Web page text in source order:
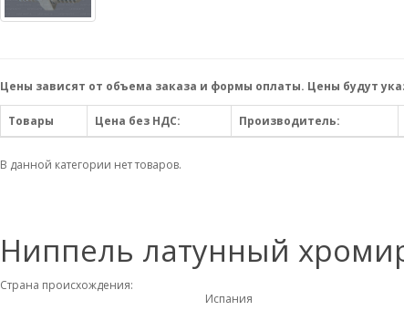
Цены зависят от объема заказа и формы оплаты. Цены будут
Товары Цена без НДС: Производитель:
В данной категории нет товаров.
Ниппель латунный
Страна происхождения:
Испания